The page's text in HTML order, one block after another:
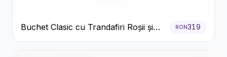
Buchet Clasic cu Trandafiri Roșii și
Gypsophila
RON319